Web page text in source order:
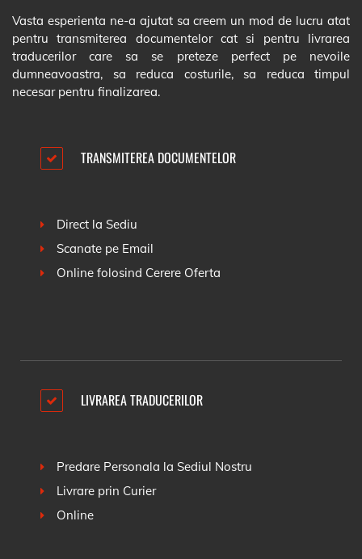
Vasta esperienta ne-a ajutat sa creem un mod de lucru atat
pentru transmiterea documentelor cat si pentru livrarea
traducerilor care sa se preteze perfect pe nevoile
dumneavoastra, sa reduca costurile, sa reduca timpul
necesar pentru finalizarea.
TRANSMITEREA DOCUMENTELOR
Direct la Sediu
Scanate pe Email
Online folosind Cerere Oferta
LIVRAREA TRADUCERILOR
Predare Personala la Sediul Nostru
Livrare prin Curier
Online